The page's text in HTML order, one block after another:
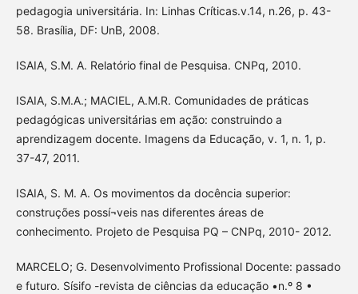
pedagogia universitária. In: Linhas Críticas.v.14, n.26, p. 43-
58. Brasília, DF: UnB, 2008.
ISAIA, S.M. A. Relatório final de Pesquisa. CNPq, 2010.
ISAIA, S.M.A.; MACIEL, A.M.R. Comunidades de práticas
pedagógicas universitárias em ação: construindo a
aprendizagem docente. Imagens da Educação, v. 1, n. 1, p.
37-47, 2011.
ISAIA, S. M. A. Os movimentos da docência superior:
construções possí¬veis nas diferentes áreas de
conhecimento. Projeto de Pesquisa PQ – CNPq, 2010- 2012.
MARCELO; G. Desenvolvimento Profissional Docente: passado
e futuro. Sísifo -revista de ciências da educação •n.º 8 •